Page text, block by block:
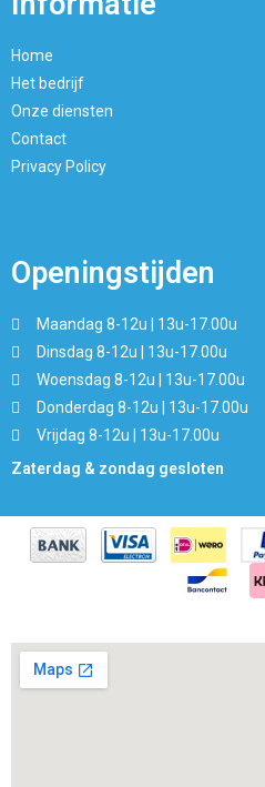
Home
Het bedrijf
Onze diensten
Contact
Privacy Policy
Openingstijden
Maandag 8-12u | 13u-17.00u
Dinsdag 8-12u | 13u-17.00u
Woensdag 8-12u | 13u-17.00u
Donderdag 8-12u | 13u-17.00u
Vrijdag 8-12u | 13u-17.00u
Zaterdag & zondag gesloten